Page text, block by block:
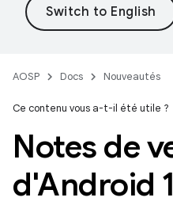
AOSP Docs Nouveautés
Ce contenu vous a-t-il été utile ?
Notes de
d'Android